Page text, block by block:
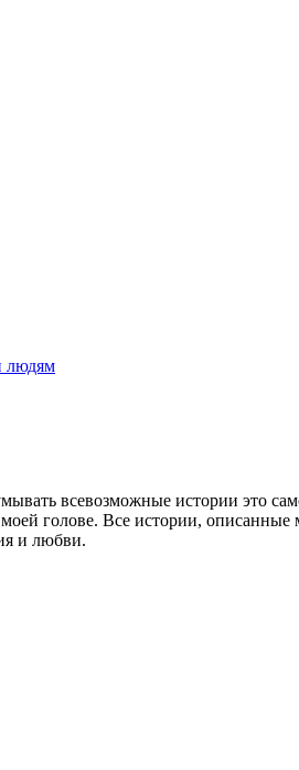
людям
всевозможные истории это
голове. Все истории,
и любви.